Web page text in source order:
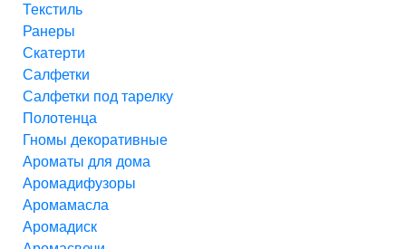
Текстиль
Ранеры
Скатерти
Салфетки
Салфетки под тарелку
Полотенца
Гномы декоративные
Ароматы для дома
Аромадифузоры
Аромамасла
Аромадиск